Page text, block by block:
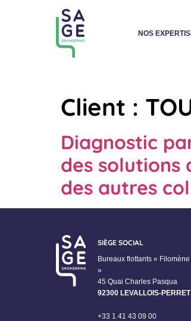
NOS
Client :
Diagnostic
des solutions
des autres
SIÈGE SOCIAL
Bureaux flottants « Filomène
»
45 Quai Charles Pasqua
92300 LEVALLOIS-PERRET
+33 1 41 43 09 00